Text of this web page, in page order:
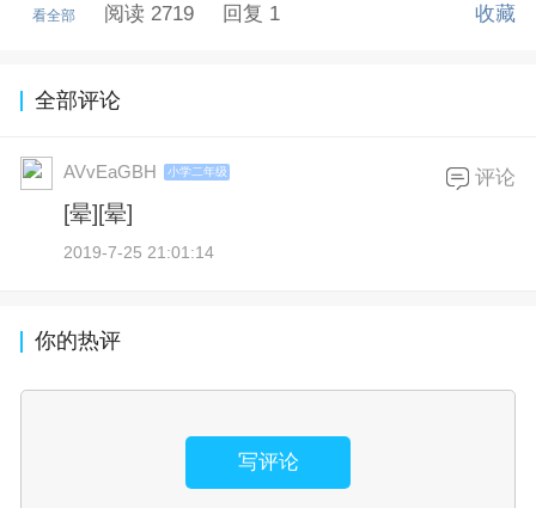
看全部 阅读 2719 回复 1 收藏
全部评论
AVvEaGBH 小学二年级
[晕][晕]
2019-7-25 21:01:14
评论
你的热评
写评论